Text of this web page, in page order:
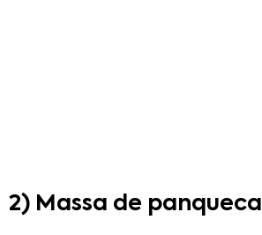
2) Massa de panqueca